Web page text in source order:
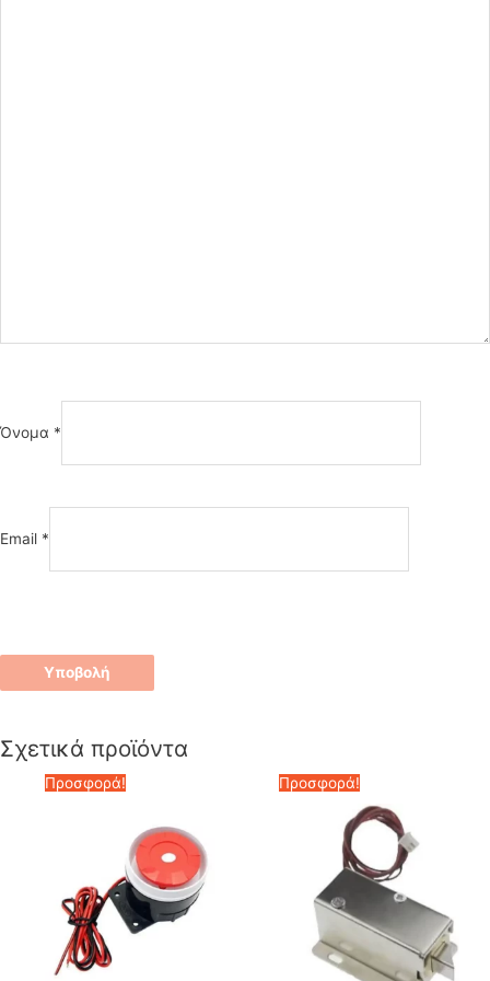
Όνομα *
Email *
Σχετικά προϊόντα
Προσφορά! Προσφορά!